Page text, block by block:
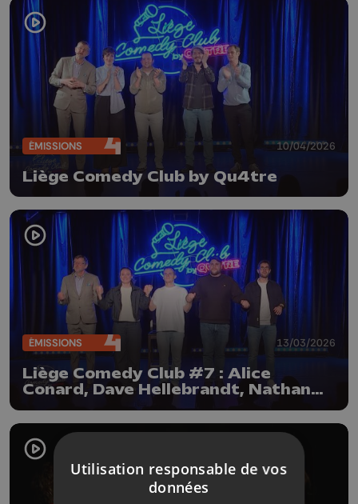
ÉMISSIONS 10/04/2026
Liège Comedy Club by Qu4tre
ÉMISSIONS 13/03/2026
Liège Comedy Club #7 : Alice
Conard, Dave Hellebrandt, Nathan
Drappa et Etienne S
Utilisation responsable de vos
données